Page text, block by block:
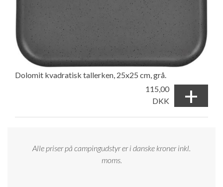
Dolomit kvadratisk tallerken, 25x25 cm, grå.
115,00
DKK
+
Alle priser på campingudstyr er i danske kroner inkl.
moms.